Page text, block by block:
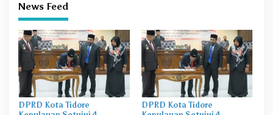
News Feed
DPRD Kota Tidore
DPRD Kota Tidore